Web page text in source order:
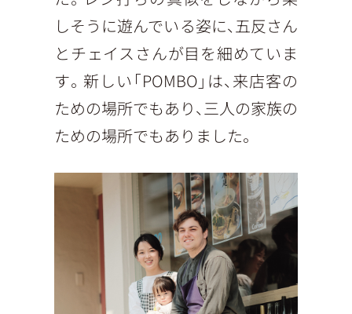
しそうに遊んでいる姿に、五反さん
とチェイスさんが目を細めていま
す。新しい「POMBO」は、来店客の
ための場所でもあり、三人の家族の
ための場所でもありました。